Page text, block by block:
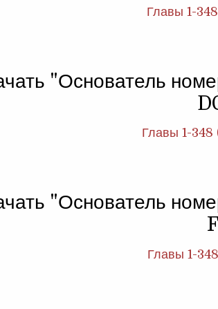
Главы 1-
"Основатель
Главы 1-348
"Основатель
Главы 1-